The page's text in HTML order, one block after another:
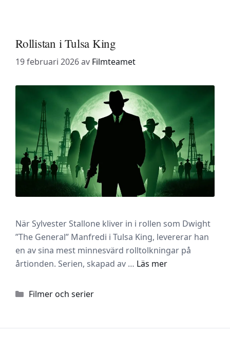
Rollistan i Tulsa King
19 februari 2026av Filmteamet
När Sylvester Stallone kliver in i rollen som Dwight
”The General” Manfredi i Tulsa King, levererar han
en av sina mest minnesvärd rolltolkningar på
årtionden. Serien, skapad av … Läs mer
Kategorier
Filmer och serier